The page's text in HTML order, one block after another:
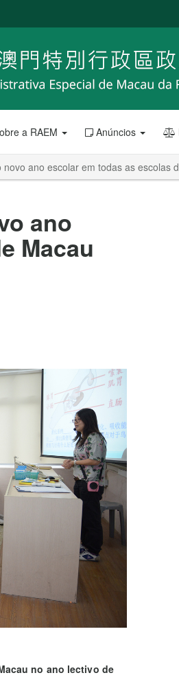
a RAEM Anúncios
ano escolar em todas as escolas
ano
Macau
no ano lectivo de